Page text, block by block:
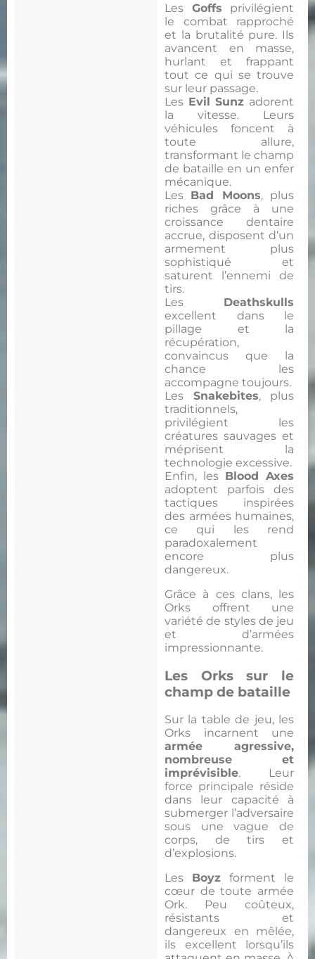
Les Goffs privilégient
le combat rapproché
et la brutalité pure. Ils
avancent en masse,
hurlant et frappant
tout ce qui se trouve
sur leur passage.
Les Evil Sunz adorent
la vitesse. Leurs
véhicules foncent à
toute allure,
transformant le champ
de bataille en un enfer
mécanique.
Les Bad Moons, plus
riches grâce à une
croissance dentaire
accrue, disposent d’un
armement plus
sophistiqué et
saturent l’ennemi de
tirs.
Les Deathskulls
excellent dans le
pillage et la
récupération,
convaincus que la
chance les
accompagne toujours.
Les Snakebites, plus
traditionnels,
privilégient les
créatures sauvages et
méprisent la
technologie excessive.
Enfin, les Blood Axes
adoptent parfois des
tactiques inspirées
des armées humaines,
ce qui les rend
paradoxalement
encore plus
dangereux.
Grâce à ces clans, les
Orks offrent une
variété de styles de jeu
et d’armées
impressionnante.
Les Orks sur le
champ de bataille
Sur la table de jeu, les
Orks incarnent une
armée agressive,
nombreuse et
imprévisible. Leur
force principale réside
dans leur capacité à
submerger l’adversaire
sous une vague de
corps, de tirs et
d’explosions.
Les Boyz forment le
cœur de toute armée
Ork. Peu coûteux,
résistants et
dangereux en mêlée,
ils excellent lorsqu’ils